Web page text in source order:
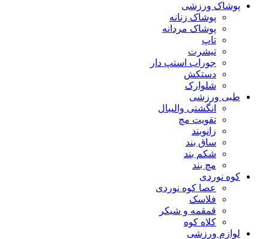
پوشاک ورزشی
پوشاک زنانه
پوشاک مردانه
تاپ
تیشرت
جوراب استپ دار
دستکش
شلوارک
طبی ورزشی
انگشتی واليبال
تقویت مچ
زانوبند
ساق بند
شکم بند
مچ بند
کوه نوردی
عصا کوه نوردی
فلاسک
قمقمه و شیکر
کلاه کوه
لوازم ورزشی